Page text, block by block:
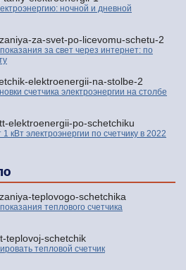
ночной и дневной
за свет через интернет: по
счетчика электроэнергии на столбе
1 кВт электроэнергии по счетчику в 2022
теплового счетчика
тепловой счетчик